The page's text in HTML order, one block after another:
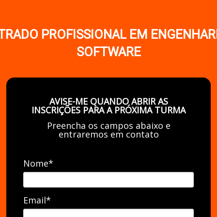
PROFISSIONAL EM
SOFTWARE
AVISE-ME QUANDO ABRIR AS
INSCRIÇÕES PARA A PRÓXIMA TURMA
Preencha os campos abaixo e
entraremos em contato
Nome*
Email*